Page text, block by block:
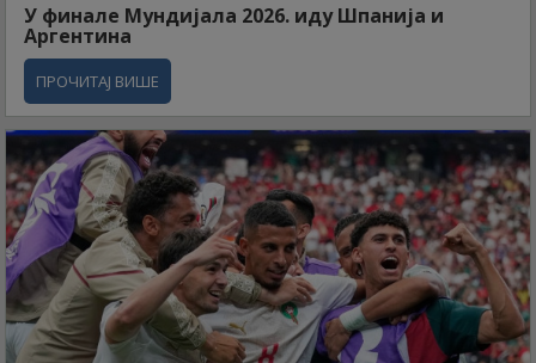
У финале Мундијала 2026. иду Шпанија и
Аргентина
ПРОЧИТАЈ ВИШЕ